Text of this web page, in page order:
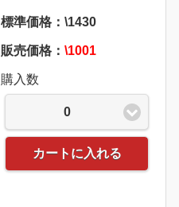
標準価格：\1430
販売価格： \1001
購入数
0
カートに入れる